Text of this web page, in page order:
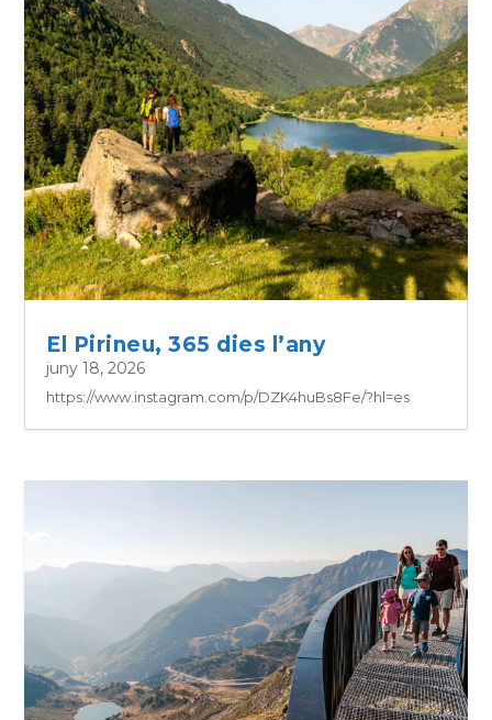
El Pirineu, 365 dies l’any
juny 18, 2026
https://www.instagram.com/p/DZK4huBs8Fe/?hl=es